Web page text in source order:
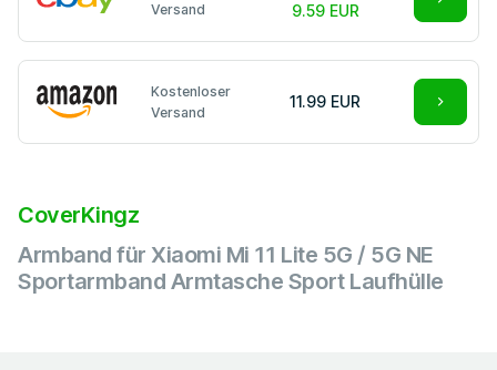
Versand
9.59 EUR
Kostenloser
Versand
11.99 EUR
CoverKingz
Armband für Xiaomi Mi 11 Lite 5G / 5G NE
Sportarmband Armtasche Sport Laufhülle